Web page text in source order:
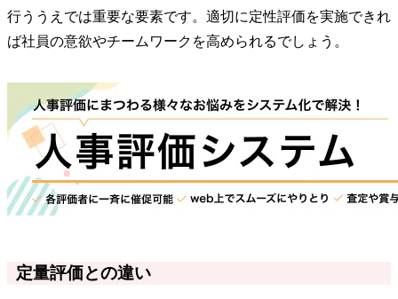
行ううえでは重要な要素です。適切に定性評価を実施できれ
ば社員の意欲やチームワークを高められるでしょう。
定量評価との違い